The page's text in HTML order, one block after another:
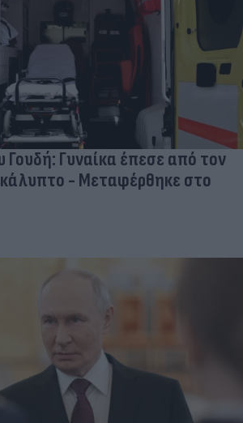
Γουδή: Γυναίκα έπεσε από τον
- Μεταφέρθηκε στο